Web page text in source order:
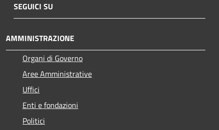
SEGUICI SU
AMMINISTRAZIONE
Organi di Governo
Aree Amministrative
Uffici
Enti e fondazioni
Politici